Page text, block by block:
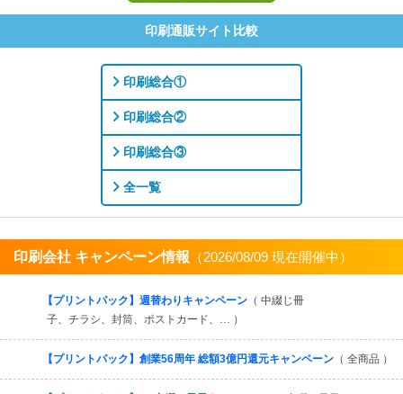
印刷通販サイト比較
印刷総合①
印刷総合②
印刷総合③
全一覧
印刷会社 キャンペーン情報 （2026/08/09 現在開催中）
【プリントパック】週替わりキャンペーン （ 中綴じ冊
子、チラシ、封筒、ポストカード、… ）
【プリントパック】創業56周年 総額3億円還元キャンペーン （ 全商品 ）